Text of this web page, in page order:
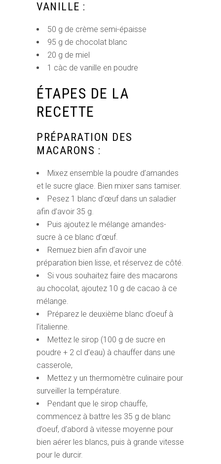
VANILLE :
50 g de crème semi-épaisse
95 g de chocolat blanc
20 g de miel
1 càc de vanille en poudre
ÉTAPES DE LA
RECETTE
PRÉPARATION DES
MACARONS :
Mixez ensemble la poudre d’amandes
et le sucre glace. Bien mixer sans tamiser.
Pesez 1 blanc d’œuf dans un saladier
afin d’avoir 35 g.
Puis ajoutez le mélange amandes-
sucre à ce blanc d’œuf.
Remuez bien afin d’avoir une
préparation bien lisse, et réservez de côté.
Si vous souhaitez faire des macarons
au chocolat, ajoutez 10 g de cacao à ce
mélange.
Préparez le deuxième blanc d’oeuf à
l’italienne.
Mettez le sirop (100 g de sucre en
poudre + 2 cl d’eau) à chauffer dans une
casserole,
Mettez y un thermomètre culinaire pour
surveiller la température.
Pendant que le sirop chauffe,
commencez à battre les 35 g de blanc
d’oeuf, d’abord à vitesse moyenne pour
bien aérer les blancs, puis à grande vitesse
pour le durcir.